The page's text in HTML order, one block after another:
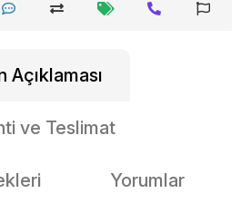
Açıklaması
ve Teslimat
Yorumlar